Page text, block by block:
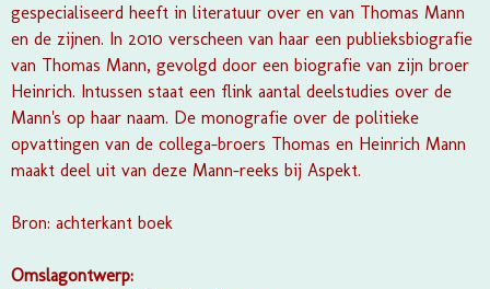
gespecialiseerd heeft in literatuur over en van Thomas Mann
en de zijnen. In 2010 verscheen van haar een publieksbiografie
van Thomas Mann, gevolgd door een biografie van zijn broer
Heinrich. Intussen staat een flink aantal deelstudies over de
Mann's op haar naam. De monografie over de politieke
opvattingen van de collega-broers Thomas en Heinrich Mann
maakt deel uit van deze Mann-reeks bij Aspekt.
Bron: achterkant boek
Omslagontwerp: